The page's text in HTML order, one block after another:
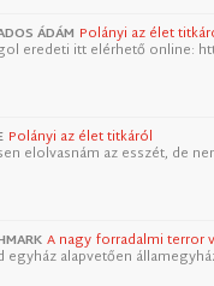
ÁDÁM Polányi az élet
eredeti itt elérhető online:
Polányi az élet titkáról
elolvasnám az esszét, de
A nagy forradalmi terror
egyház alapvetően